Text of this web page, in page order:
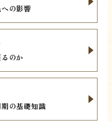
の影響
のか
の基礎知識